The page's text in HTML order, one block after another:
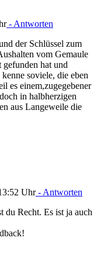
- Antworten
der Schlüssel zum
vom Gemaule
hat und
soviele, die eben
es einem,zugegebener
in halbherzigen
aus Langeweile die
Uhr- Antworten
du Recht. Es ist ja auch